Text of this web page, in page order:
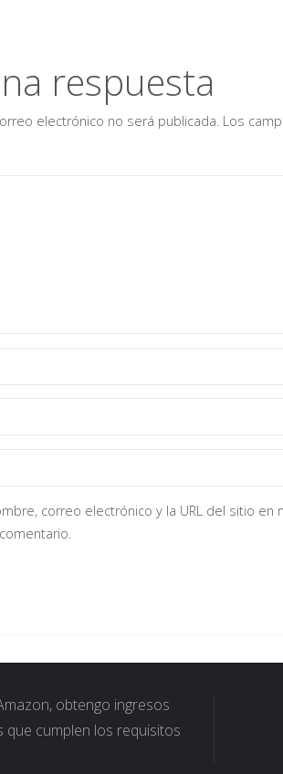
respuesta
electrónico no será publicada. Los
correo electrónico y la URL del sitio en
obtengo ingresos
cumplen los requisitos